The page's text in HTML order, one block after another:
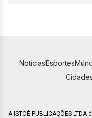
NotíciasEsportes
A ISTOÉ PUBLICAÇÕES